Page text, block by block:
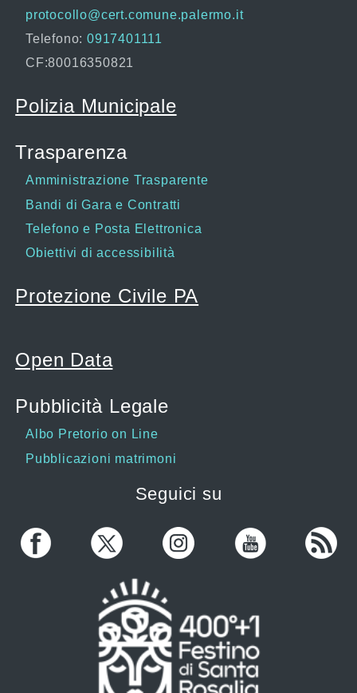
protocollo@cert.comune.palermo.it
Telefono: 0917401111
CF:80016350821
Polizia Municipale
Trasparenza
Amministrazione Trasparente
Bandi di Gara e Contratti
Telefono e Posta Elettronica
Obiettivi di accessibilità
Protezione Civile PA
Open Data
Pubblicità Legale
Albo Pretorio on Line
Pubblicazioni matrimoni
Seguici su